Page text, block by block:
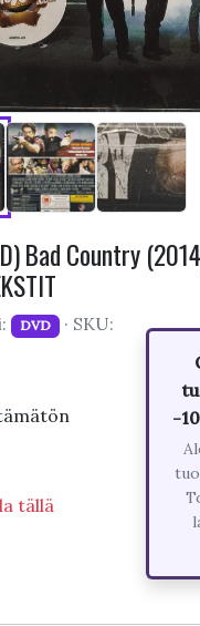
Bad Country
DVD · SKU:
tällä
-